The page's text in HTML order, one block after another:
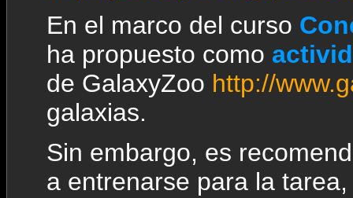
En el marco del curso
ha propuesto como
de GalaxyZoo http://
galaxias.
Sin embargo, es
a entrenarse para la